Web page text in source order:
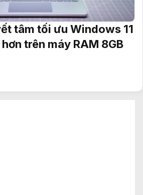
tâm tối ưu Windows 11
trên máy RAM 8GB